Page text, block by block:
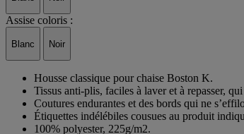
Assise coloris :
Housse classique pour chaise Boston K.
Tissus anti-plis, faciles à laver et à repasser,
Coutures endurantes et des bords qui ne
Étiquettes indélébiles cousues au produit